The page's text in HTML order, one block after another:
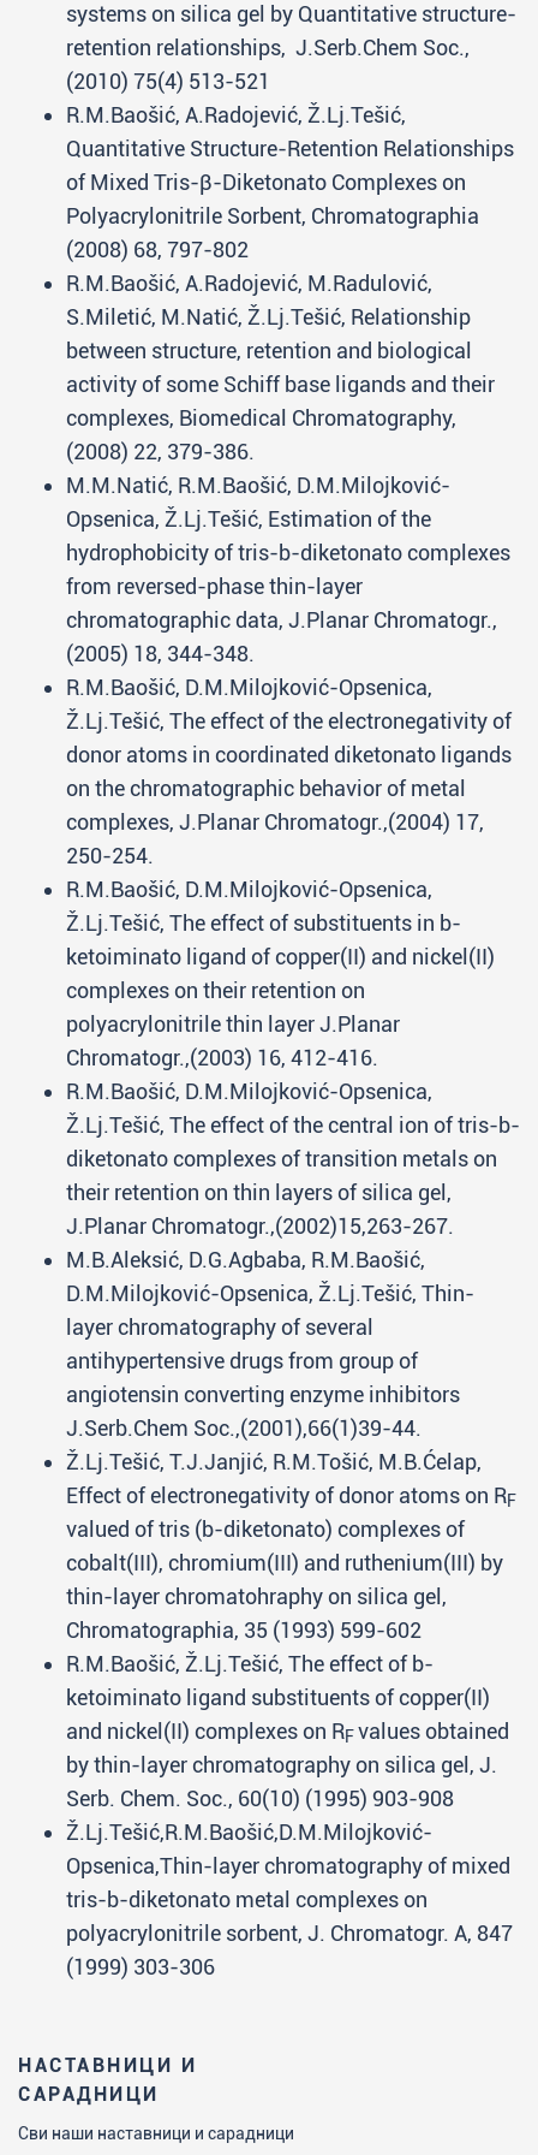
НАСТАВНИЦИ И
САРАДНИЦИ
Сви наши наставници и сарадници
systems on silica gel by Quantitative structure-
retention relationships, J.Serb.Chem Soc.,
(2010) 75(4) 513-521
R.M.Baošić, A.Radojević, Ž.Lj.Tešić,
Quantitative Structure-Retention Relationships
of Mixed Tris-β-Diketonato Complexes on
Polyacrylonitrile Sorbent, Chromatographia
(2008) 68, 797-802
R.M.Baošić, A.Radojević, M.Radulović,
S.Miletić, M.Natić, Ž.Lj.Tešić, Relationship
between structure, retention and biological
activity of some Schiff base ligands and their
complexes, Biomedical Chromatography,
(2008) 22, 379-386.
M.M.Natić, R.M.Baošić, D.M.Milojković-
Opsenica, Ž.Lj.Tešić, Estimation of the
hydrophobicity of tris-b-diketonato complexes
from reversed-phase thin-layer
chromatographic data, J.Planar Chromatogr.,
(2005) 18, 344-348.
R.M.Baošić, D.M.Milojković-Opsenica,
Ž.Lj.Tešić, The effect of the electronegativity of
donor atoms in coordinated diketonato ligands
on the chromatographic behavior of metal
complexes, J.Planar Chromatogr.,(2004) 17,
250-254.
R.M.Baošić, D.M.Milojković-Opsenica,
Ž.Lj.Tešić, The effect of substituents in b-
ketoiminato ligand of copper(II) and nickel(II)
complexes on their retention on
polyacrylonitrile thin layer J.Planar
Chromatogr.,(2003) 16, 412-416.
R.M.Baošić, D.M.Milojković-Opsenica,
Ž.Lj.Tešić, The effect of the central ion of tris-b-
diketonato complexes of transition metals on
their retention on thin layers of silica gel,
J.Planar Chromatogr.,(2002)15,263-267.
M.B.Aleksić, D.G.Agbaba, R.M.Baošić,
D.M.Milojković-Opsenica, Ž.Lj.Tešić, Thin-
layer chromatography of several
antihypertensive drugs from group of
angiotensin converting enzyme inhibitors
J.Serb.Chem Soc.,(2001),66(1)39-44.
Ž.Lj.Tešić, T.J.Janjić, R.M.Tošić, M.B.Ćelap,
Effect of electronegativity of donor atoms on RF
valued of tris (b-diketonato) complexes of
cobalt(III), chromium(III) and ruthenium(III) by
thin-layer chromatohraphy on silica gel,
Chromatographia, 35 (1993) 599-602
R.M.Baošić, Ž.Lj.Tešić, The effect of b-
ketoiminato ligand substituents of copper(II)
and nickel(II) complexes on RFvalues obtained
by thin-layer chromatography on silica gel, J.
Serb. Chem. Soc., 60(10) (1995) 903-908
Ž.Lj.Tešić,R.M.Baošić,D.M.Milojković-
Opsenica,Thin-layer chromatography of mixed
tris-b-diketonato metal complexes on
polyacrylonitrile sorbent, J. Chromatogr. A, 847
(1999) 303-306